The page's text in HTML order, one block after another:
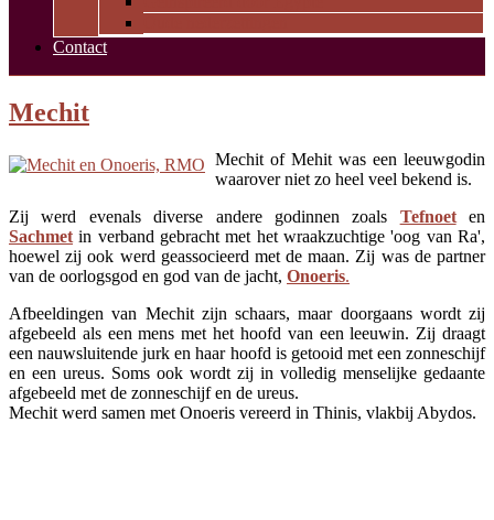
Contact
Mechit
Mechit of Mehit was een leeuwgodin
waarover niet zo heel veel bekend is.
Zij werd evenals diverse andere godinnen zoals Tefnoeten
Sachmet in verband gebracht met het wraakzuchtige 'oog van Ra',
hoewel zij ook werd geassocieerd met de maan. Zij was de partner
van de oorlogsgod en god van de jacht, Onoeris.
Afbeeldingen van Mechit zijn schaars, maar doorgaans wordt zij
afgebeeld als een mens met het hoofd van een leeuwin. Zij draagt
een nauwsluitende jurk en haar hoofd is getooid met een zonneschijf
en een ureus. Soms ook wordt zij in volledig menselijke gedaante
afgebeeld met de zonneschijf en de ureus.
Mechit werd samen met Onoeris vereerd in Thinis, vlakbij Abydos.